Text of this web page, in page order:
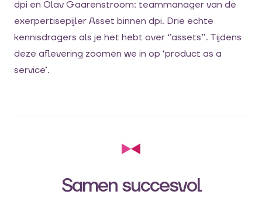
dpi en Olav Gaarenstroom: teammanager van de
exerpertisepijler Asset binnen dpi. Drie echte
kennisdragers als je het hebt over ‘’assets’’. Tijdens
deze aflevering zoomen we in op ‘product as a
service’.
Samen succesvol